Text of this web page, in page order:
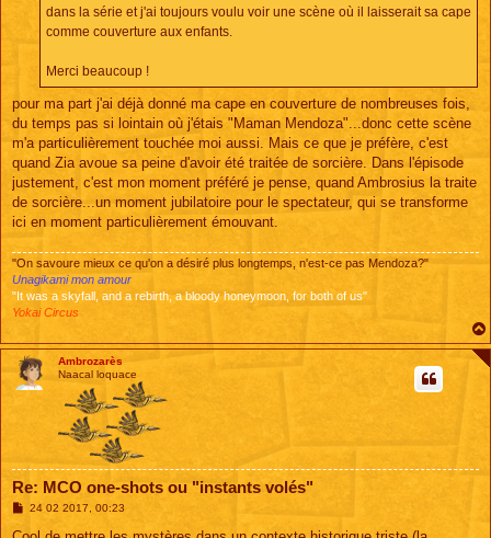
dans la série et j'ai toujours voulu voir une scène où il laisserait sa cape
comme couverture aux enfants.
Merci beaucoup !
pour ma part j'ai déjà donné ma cape en couverture de nombreuses fois,
du temps pas si lointain où j'étais "Maman Mendoza"...donc cette scène
m'a particulièrement touchée moi aussi. Mais ce que je préfère, c'est
quand Zia avoue sa peine d'avoir été traitée de sorcière. Dans l'épisode
justement, c'est mon moment préféré je pense, quand Ambrosius la traite
de sorcière...un moment jubilatoire pour le spectateur, qui se transforme
ici en moment particulièrement émouvant.
"On savoure mieux ce qu'on a désiré plus longtemps, n'est-ce pas Mendoza?"
Unagikami mon amour
"It was a skyfall, and a rebirth, a bloody honeymoon, for both of us"
Yokai Circus
Ambrozarès
Naacal loquace
Re: MCO one-shots ou "instants volés"
M
s
24 02 2017, 00:23